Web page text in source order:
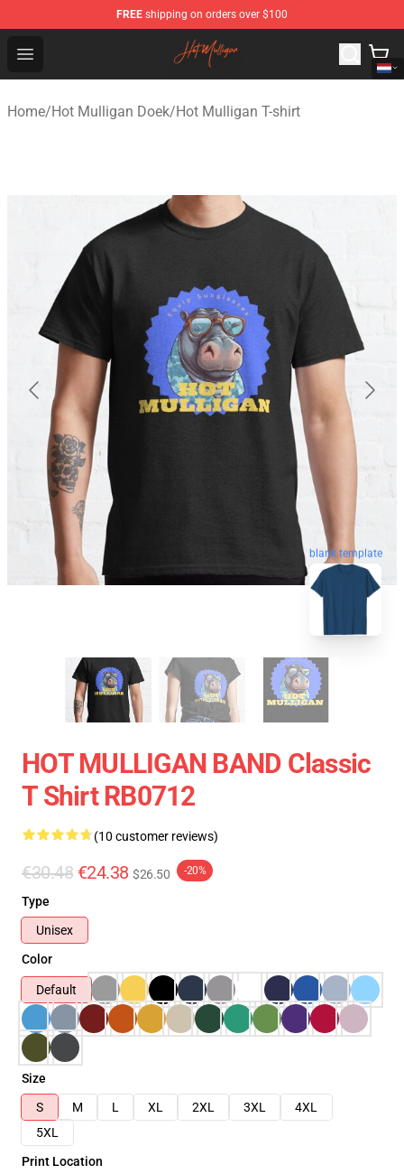
FREE shipping on orders over $100
Open menu
Hot Mulligan Shop - Official Hot Mulligan Merchandise
Home/Hot Mulligan Doek/Hot Mulligan T-shirt
blank template
HOT MULLIGAN BAND Classic
T Shirt RB0712
(10 customer reviews)
€30.48 €24.38 $26.50 -20%
Type
Unisex
Color
Default
Size
S
M L XL 2XL 3XL
4XL
5XL
Print Location